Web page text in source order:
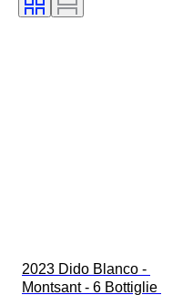
Classificazione del vino
2023 Dido Blanco -
Montsant - 6 Bottiglie